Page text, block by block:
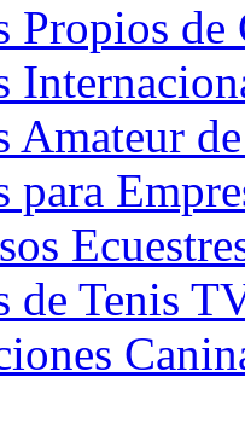
Propios
Amateur
para
de Tenis